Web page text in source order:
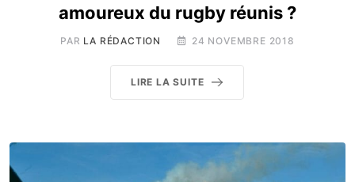
amoureux du rugby réunis ?
PAR LA RÉDACTION 24 NOVEMBRE 2018
LIRE LA SUITE